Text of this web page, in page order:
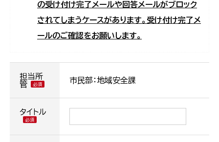
の受け付け完了メールや回答メールがブロック
されてしまうケースがあります。受け付け完了メ
ールのご確認をお願いします。
担当所
管
市民部：地域安全課
タイトル